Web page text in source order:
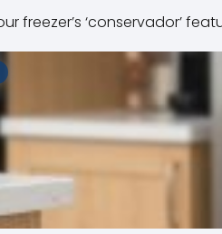
freezer’s ‘conservador’